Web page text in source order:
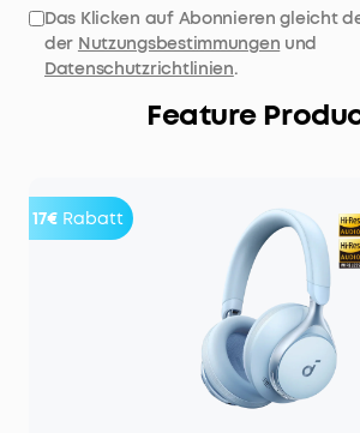
Das Klicken auf Abonnieren gleicht
der Nutzungsbestimmungen und
Datenschutzrichtlinien.
Feature
17€ Rabatt